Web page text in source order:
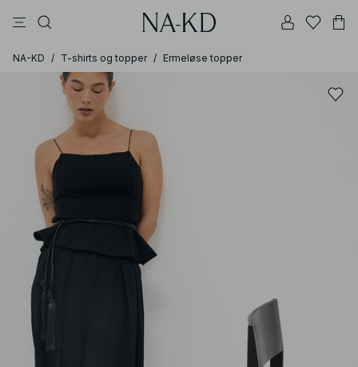
NA-KD / T-shirts og topper / Ermeløse topper